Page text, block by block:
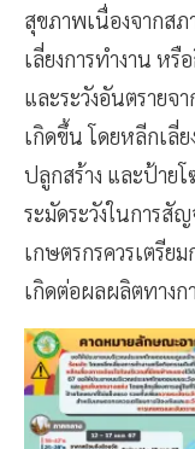
สุขภาพเนื่องจากส
เลี่ยงการทำงาน หรื
และระวังอันตรายจ
เกิดขึ้น โดยหลีกเลี่
ปลูกสร้าง และป้าย
ระมัดระวังในการ
เกษตรกรควรเตรีย
เกิดต่อผลผลิตทางก